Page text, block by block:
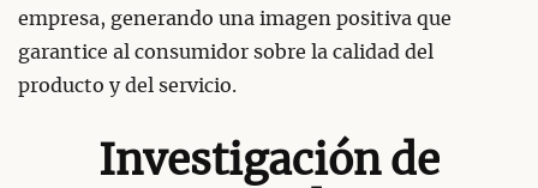
empresa, generando una imagen positiva que
garantice al consumidor sobre la calidad del
producto y del servicio.
Investigación de